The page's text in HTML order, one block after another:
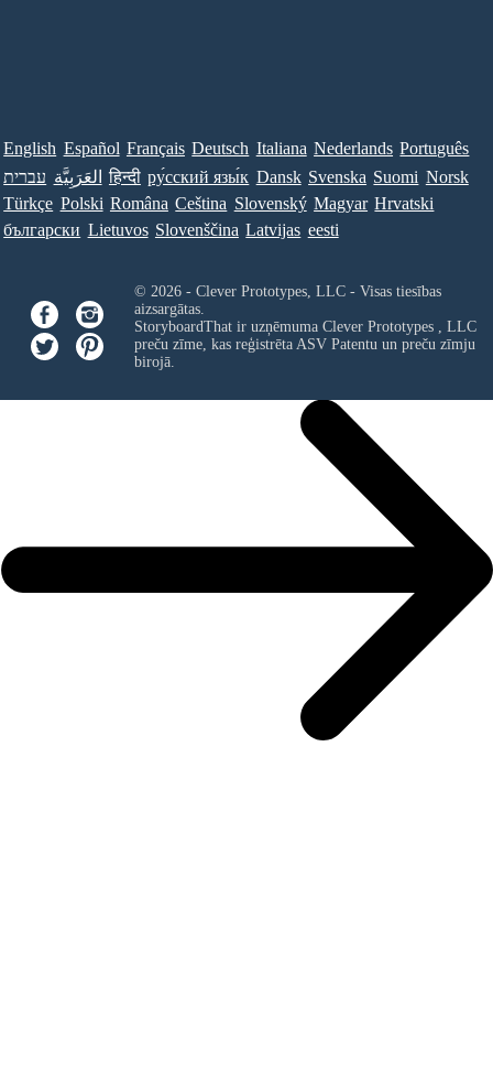
English Español Français Deutsch Italiana Nederlands Português
עברית العَرَبِيَّة हिन्दी ру́сский язы́к Dansk Svenska Suomi Norsk
Türkçe Polski Româna Ceština Slovenský Magyar Hrvatski
български Lietuvos Slovenščina Latvijas eesti
© 2026 - Clever Prototypes, LLC - Visas tiesības
aizsargātas.
StoryboardThat ir uzņēmuma Clever Prototypes , LLC
preču zīme, kas reģistrēta ASV Patentu un preču zīmju
birojā.